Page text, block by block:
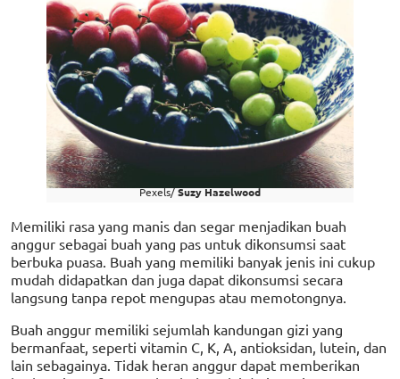
Pexels/Suzy Hazelwood
Memiliki rasa yang manis dan segar menjadikan buah
anggur sebagai buah yang pas untuk dikonsumsi saat
berbuka puasa. Buah yang memiliki banyak jenis ini cukup
mudah didapatkan dan juga dapat dikonsumsi secara
langsung tanpa repot mengupas atau memotongnya.
Buah anggur memiliki sejumlah kandungan gizi yang
bermanfaat, seperti vitamin C, K, A, antioksidan, lutein, dan
lain sebagainya. Tidak heran anggur dapat memberikan